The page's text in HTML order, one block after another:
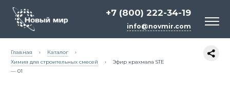
+7 (800) 222-34-19
info@novmir.com
Главная › Каталог
›
Химия для строительных смесей
›
Эфир крахмала STЕ
— 01